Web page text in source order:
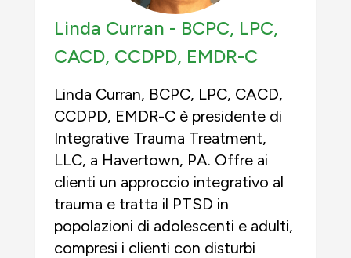
Linda Curran - BCPC, LPC,
CACD, CCDPD, EMDR-C
Linda Curran, BCPC, LPC, CACD,
CCDPD, EMDR-C è presidente di
Integrative Trauma Treatment,
LLC, a Havertown, PA. Offre ai
clienti un approccio integrativo al
trauma e tratta il PTSD in
popolazioni di adolescenti e adulti,
compresi i clienti con disturbi